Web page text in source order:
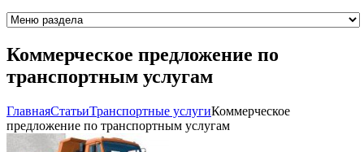
Коммерческое предложение по
транспортным услугам
ГлавнаяCтатьиТранспортные услугиКоммерческое
предложение по транспортным услугам